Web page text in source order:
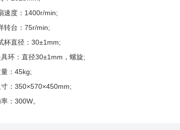
速度：1400r/min;
转台：75r/min;
杯直径：30±1mm;
环：直径30±1mm，螺旋;
：45kg;
：350×570×450mm;
：300W。